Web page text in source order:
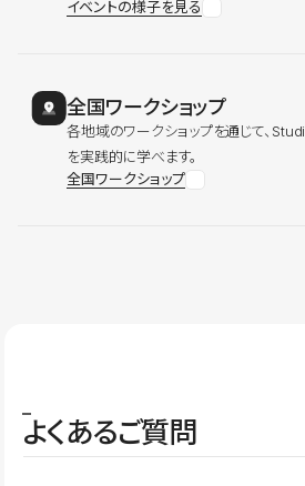
イベントの様子を見る
全国ワークショップ
各地域のワークショップを通じて、
を実践的に学べます。
全国ワークショップ
よくあるご質問